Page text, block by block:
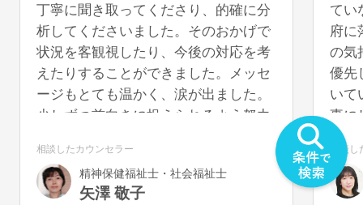
丁寧に聞き取ってくださり、的確に分
析してくださいました。そのおかげで
状況を客観視したり、今後の対応を考
えたりすることができました。メッセ
ージもとても温かく、涙が出ました。
少しずつ前向きに捉えられるよう努力
あれば、再度お話を聞いていただける
と幸いです。
相談したカウンセラー
精神保健福祉士・社会福祉士
矢澤 敬子
てい
府に
の気
優先
いて
事に
う
を切
気が
う
相談